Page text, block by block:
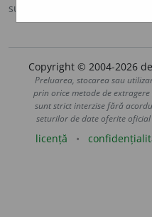
sursa:
Copyright © 2004-2026
Preluarea, stocarea sau
prin orice metode de
sunt strict interzise fără
seturilor de date oferite
licență